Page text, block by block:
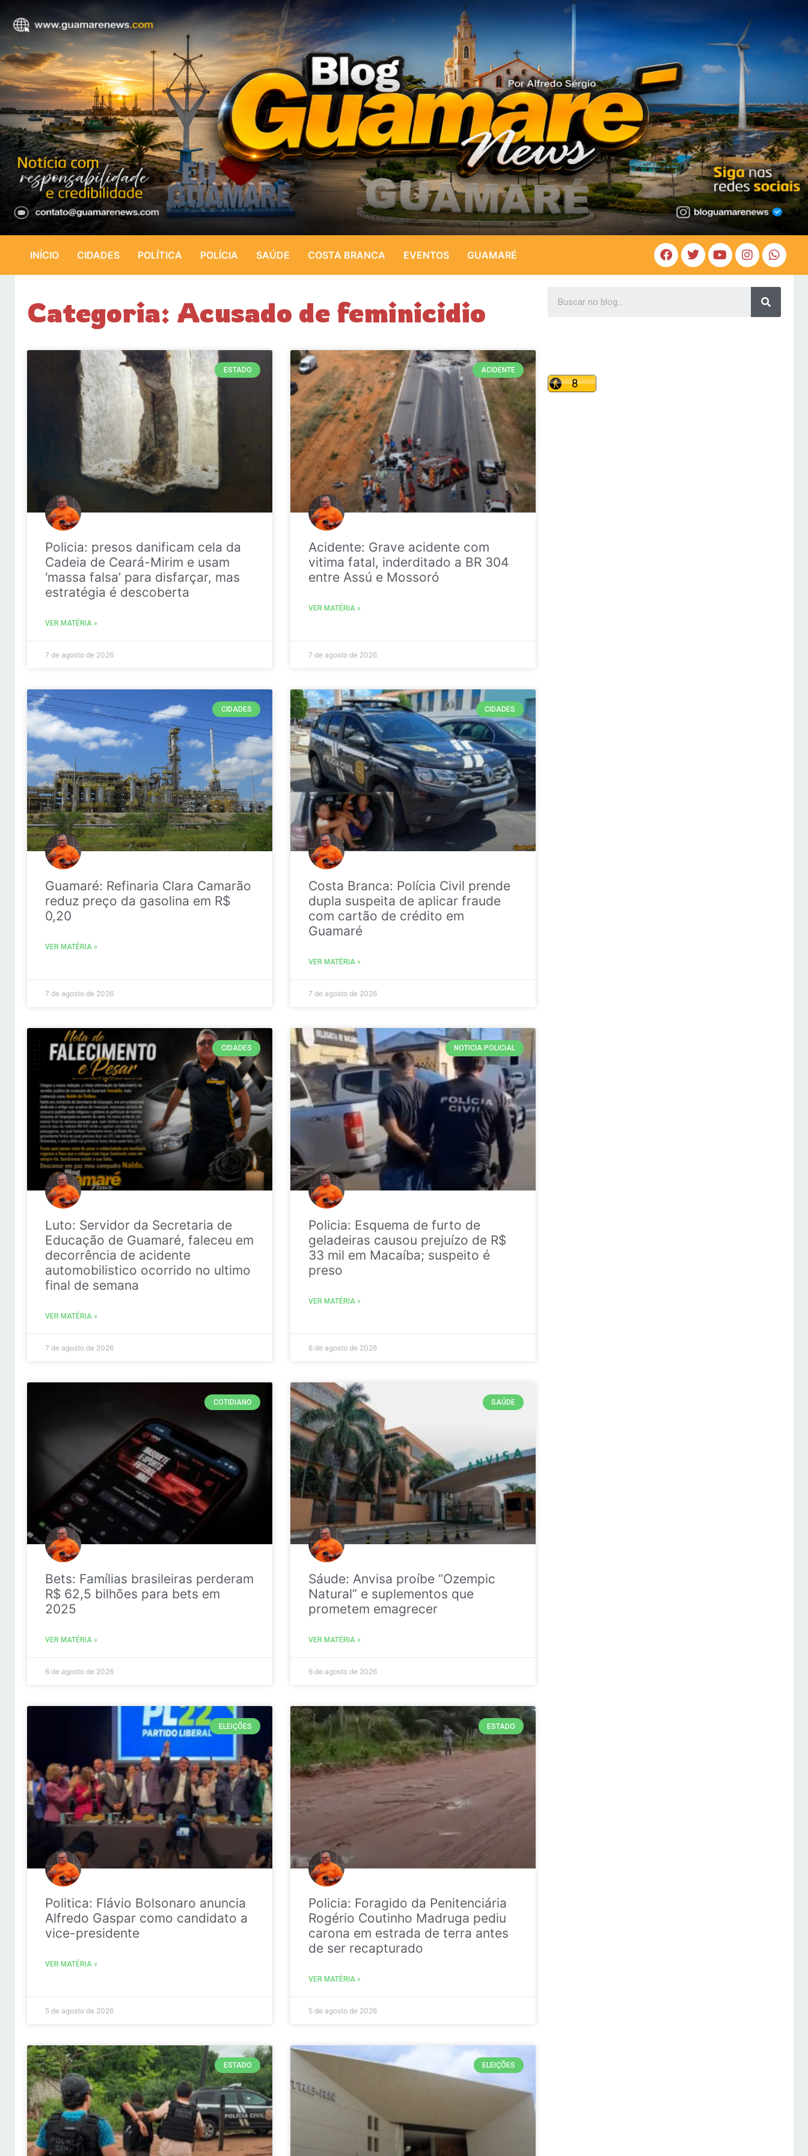
INÍCIO CIDADES POLÍTICA POLÍCIA SAÚDE COSTA BRANCA EVENTOS GUAMARÉ
Categoria: Acusado de feminicidio
ESTADO
Policia: presos danificam cela da
Cadeia de Ceará-Mirim e usam
‘massa falsa’ para disfarçar, mas
estratégia é descoberta
VER MATÉRIA »
7 de agosto de 2026
ACIDENTE
Acidente: Grave acidente com
vitima fatal, inderditado a BR 304
entre Assú e Mossoró
VER MATÉRIA »
7 de agosto de 2026
CIDADES
Guamaré: Refinaria Clara Camarão
reduz preço da gasolina em R$
0,20
VER MATÉRIA »
7 de agosto de 2026
CIDADES
Costa Branca: Polícia Civil prende
dupla suspeita de aplicar fraude
com cartão de crédito em
Guamaré
VER MATÉRIA »
7 de agosto de 2026
CIDADES
Luto: Servidor da Secretaria de
Educação de Guamaré, faleceu em
decorrência de acidente
automobilistico ocorrido no ultimo
final de semana
VER MATÉRIA »
7 de agosto de 2026
NOTICIA POLICIAL
Policia: Esquema de furto de
geladeiras causou prejuízo de R$
33 mil em Macaíba; suspeito é
preso
VER MATÉRIA »
6 de agosto de 2026
COTIDIANO
Bets: Famílias brasileiras perderam
R$ 62,5 bilhões para bets em
2025
VER MATÉRIA »
6 de agosto de 2026
SAÚDE
Sáude: Anvisa proíbe “Ozempic
Natural” e suplementos que
prometem emagrecer
VER MATÉRIA »
6 de agosto de 2026
ELEIÇÕES
Politica: Flávio Bolsonaro anuncia
Alfredo Gaspar como candidato a
vice-presidente
VER MATÉRIA »
5 de agosto de 2026
ESTADO
Policia: Foragido da Penitenciária
Rogério Coutinho Madruga pediu
carona em estrada de terra antes
de ser recapturado
VER MATÉRIA »
5 de agosto de 2026
ESTADO ELEIÇÕES